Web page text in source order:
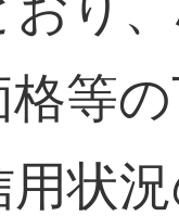
等
状